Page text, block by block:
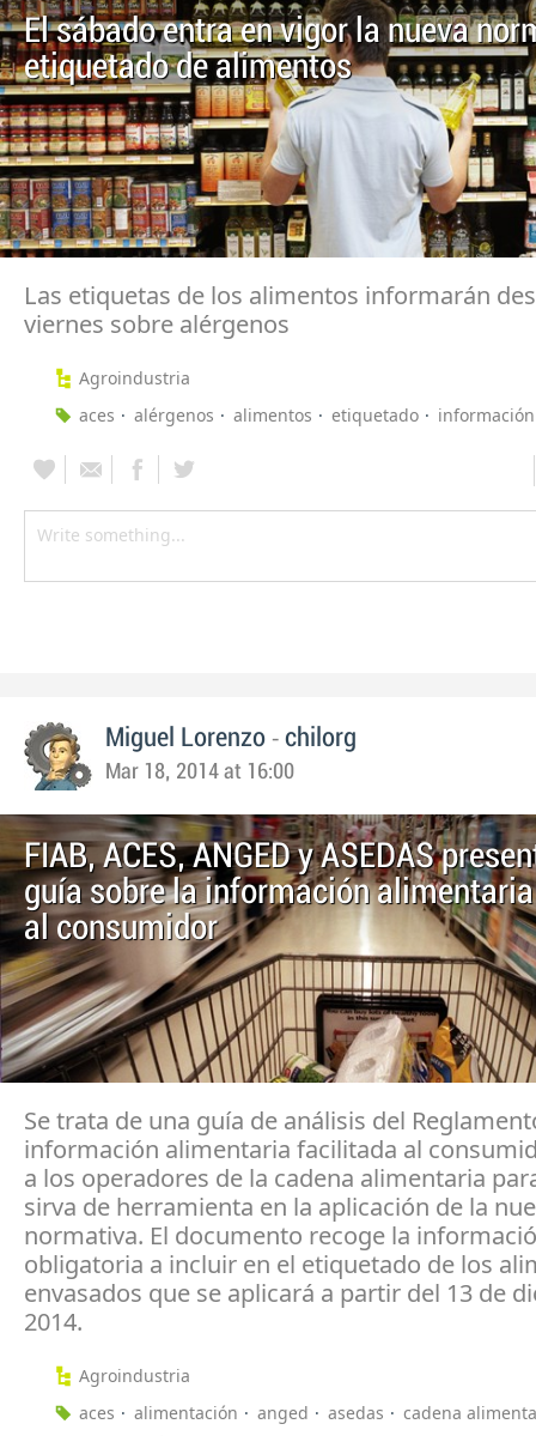
El sábado entra en vigor la nueva
etiquetado de alimentos
Las etiquetas de los alimentos informarán
viernes sobre alérgenos
Agroindustria
aces
alérgenos alimentos etiquetado información
Miguel Lorenzo - chilorg
Mar 18, 2014 at 16:00
FIAB, ACES, ANGED y ASEDAS
guía sobre la información
al consumidor
Se trata de una guía de análisis del
información alimentaria facilitada al
a los operadores de la cadena alimentaria
sirva de herramienta en la aplicación de la
normativa. El documento recoge la
obligatoria a incluir en el etiquetado de los
envasados que se aplicará a partir del 13 de
2014.
Agroindustria
aces
alimentación anged asedas
cadena